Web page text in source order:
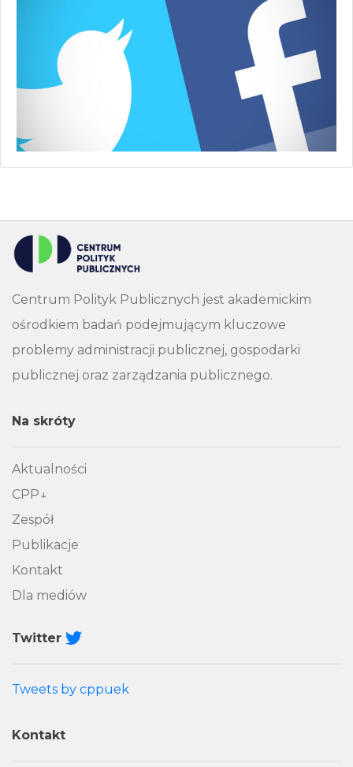
Centrum Polityk Publicznych jest akademickim
ośrodkiem badań podejmującym kluczowe
problemy administracji publicznej, gospodarki
publicznej oraz zarządzania publicznego.
Na skróty
Aktualności
CPP
Zespół
Publikacje
Kontakt
Dla mediów
Twitter
Tweets by cppuek
Kontakt